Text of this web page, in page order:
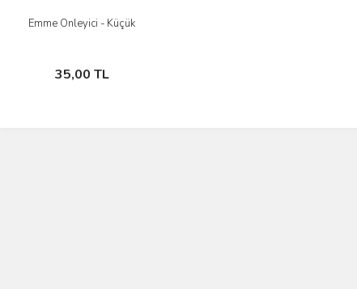
Emme Önleyici - Küçük
35,00 TL
İncele
Sepete Ekle